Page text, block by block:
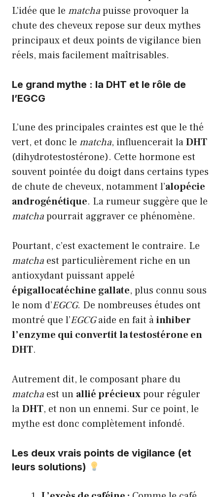
L’idée que le matchapuisse provoquer la
chute des cheveux repose sur deux mythes
principaux et deux points de vigilance bien
réels, mais facilement maîtrisables.
Le grand mythe : la DHT et le rôle de
l’EGCG
L’une des principales craintes est que le thé
vert, et donc le matcha, influencerait laDHT
(dihydrotestostérone). Cette hormone est
souvent pointée du doigt dans certains types
de chute de cheveux, notamment l’alopécie
androgénétique. La rumeur suggère que le
matchapourrait aggraver ce phénomène.
Pourtant, c’est exactement le contraire. Le
matcha est particulièrement riche en un
antioxydant puissant appelé
épigallocatéchine gallate, plus connu sous
le nom d’EGCG. De nombreuses études ont
montré que l’EGCGaide en fait àinhiber
l’enzyme qui convertit la testostérone en
DHT.
Autrement dit, le composant phare du
matcha est un allié précieuxpour réguler
laDHT, et non un ennemi. Sur ce point, le
mythe est donc complètement infondé.
Les deux vrais points de vigilance (et
leurs solutions)